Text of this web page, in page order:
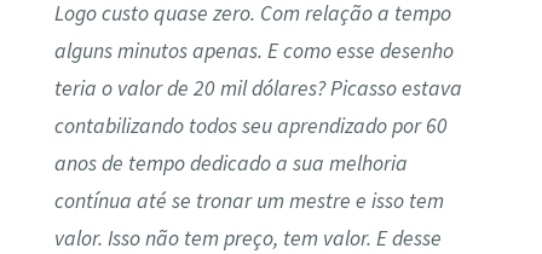
Logo custo quase zero. Com relação a tempo
alguns minutos apenas. E como esse desenho
teria o valor de 20 mil dólares? Picasso estava
contabilizando todos seu aprendizado por 60
anos de tempo dedicado a sua melhoria
contínua até se tronar um mestre e isso tem
valor. Isso não tem preço, tem valor. E desse